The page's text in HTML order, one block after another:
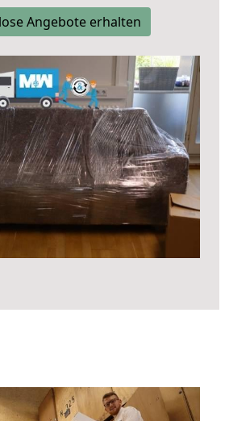
Angebote erhalten